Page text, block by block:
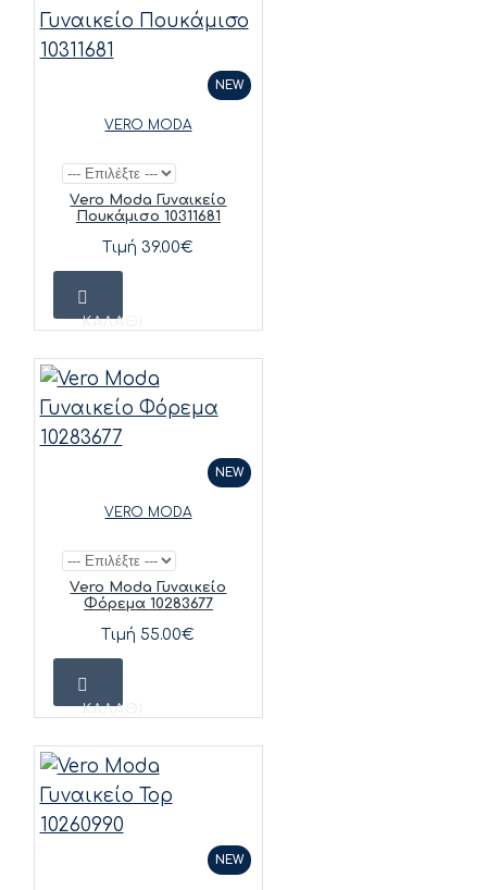
NEW
VERO MODA
Vero Moda Γυναικείο
Πουκάμισο 10311681
Τιμή 39.00€
ΚΑΛΆΘΙ
NEW
VERO MODA
Vero Moda Γυναικείο
Φόρεμα 10283677
Τιμή 55.00€
ΚΑΛΆΘΙ
NEW